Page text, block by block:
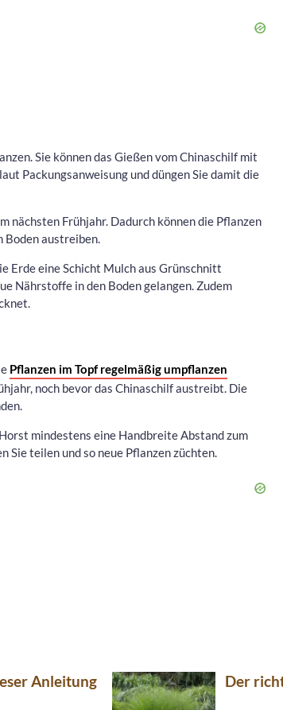
Sie können das Gießen vom Chinaschilf mit
Packungsanweisung und düngen Sie damit die
nächsten Frühjahr. Dadurch können die Pflanzen
Boden austreiben.
Erde eine Schicht Mulch aus Grünschnitt
Nährstoffe in den Boden gelangen. Zudem
Pflanzen im Topf regelmäßig umpflanzen
noch bevor das Chinaschilf austreibt. Die
mindestens eine Handbreite Abstand zum
Sie teilen und so neue Pflanzen züchten.
Anleitung
Der